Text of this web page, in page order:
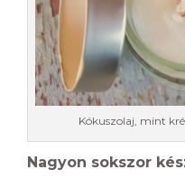
Kókuszolaj, mint
Nagyon sokszor